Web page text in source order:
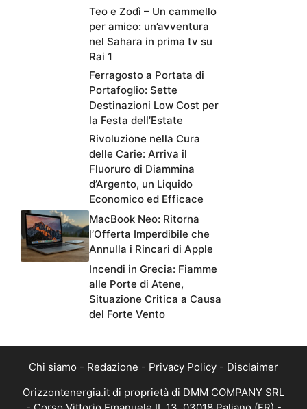
Teo e Zodì – Un cammello
per amico: un’avventura
nel Sahara in prima tv su
Rai 1
Ferragosto a Portata di
Portafoglio: Sette
Destinazioni Low Cost per
la Festa dell’Estate
Rivoluzione nella Cura
delle Carie: Arriva il
Fluoruro di Diammina
d’Argento, un Liquido
Economico ed Efficace
MacBook Neo: Ritorna
l’Offerta Imperdibile che
Annulla i Rincari di Apple
Incendi in Grecia: Fiamme
alle Porte di Atene,
Situazione Critica a Causa
del Forte Vento
Chi siamo - Redazione - Privacy Policy - Disclaimer
Orizzontenergia.it di proprietà di DMM COMPANY SRL